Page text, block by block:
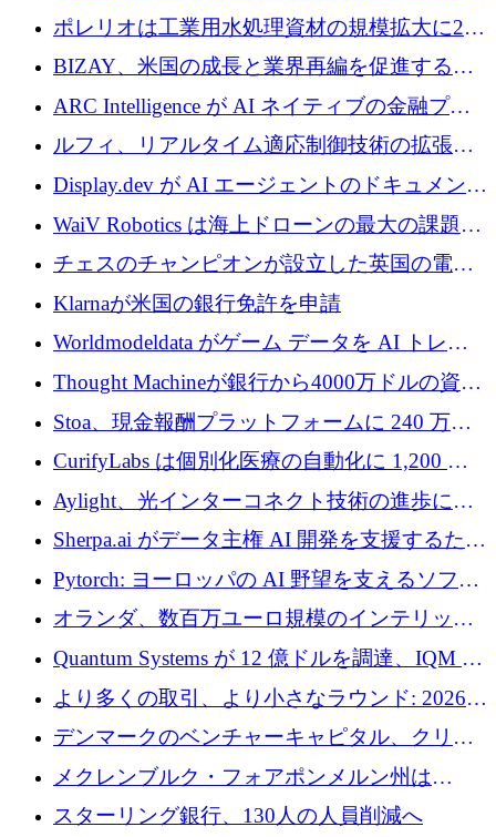
1,000 万人のユーザーに到達し、Whering が
700 万ドルを獲得
ポレリオは工業用水処理資材の規模拡大に240
万ユーロを確保
BIZAY、米国の成長と業界再編を促進するた
めに5,500万ドルを確保
ARC Intelligence が AI ネイティブの金融プラ
ットフォームを拡大するために 400 万ユーロ
ルフィ、リアルタイム適応制御技術の拡張に
810万ポンドを確保
Display.dev が AI エージェントのドキュメント
コラボレーションを強化するために 47 万ユー
WaiV Robotics は海上ドローンの最大の課題の
1 つをどのように解決しているか
チェスのチャンピオンが設立した英国の電池
材料スタートアップ TaiSan が 465 万ポンドを
Klarnaが米国の銀行免許を申請
Worldmodeldata がゲーム データを AI トレー
ニングに変えるために 700 万ポンドを獲得
Thought Machineが銀行から4000万ドルの資金
調達、年間収益1億ドルを突破
Stoa、現金報酬プラットフォームに 240 万ド
ルを確保
CurifyLabs は個別化医療の自動化に 1,200 万
ユーロを寄付
Aylight、光インターコネクト技術の進歩に向
けて450万ユーロのプレシードラウンドを終了
Sherpa.ai がデータ主権 AI 開発を支援するため
に 1,800 万ドルを調達
Pytorch: ヨーロッパの AI 野望を支えるソフト
ウェア層
オランダ、数百万ユーロ規模のインテリック
との提携で軍用ドローンにソフトウェアファ
ースト戦略を採用
Quantum Systems が 12 億ドルを調達、IQM が
米国の主要取引所で初の欧州量子企業とな
る、6 月に欧州のスタートアップ資金調達
より多くの取引、より小さなラウンド: 2026
年 6 月に欧州のスタートアップ資金調達
デンマークのベンチャーキャピタル、クリメ
ンタム・キャピタルが気候変動対策ハードウ
ェア投資として初回クローズで6,000万ユーロ
を確保
メクレンブルク・フォアポンメルン州は
Nextcloud を州全体に展開し、オープンソース
スターリング銀行、130人の人員削減へ